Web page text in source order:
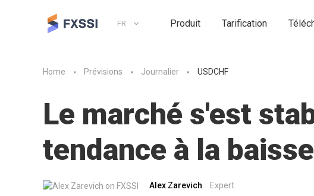
FR Produit Tarification
Home Prévisions Journalier USDCHF
Le marché s'est
tendance à la
Alex Zarevich Expert